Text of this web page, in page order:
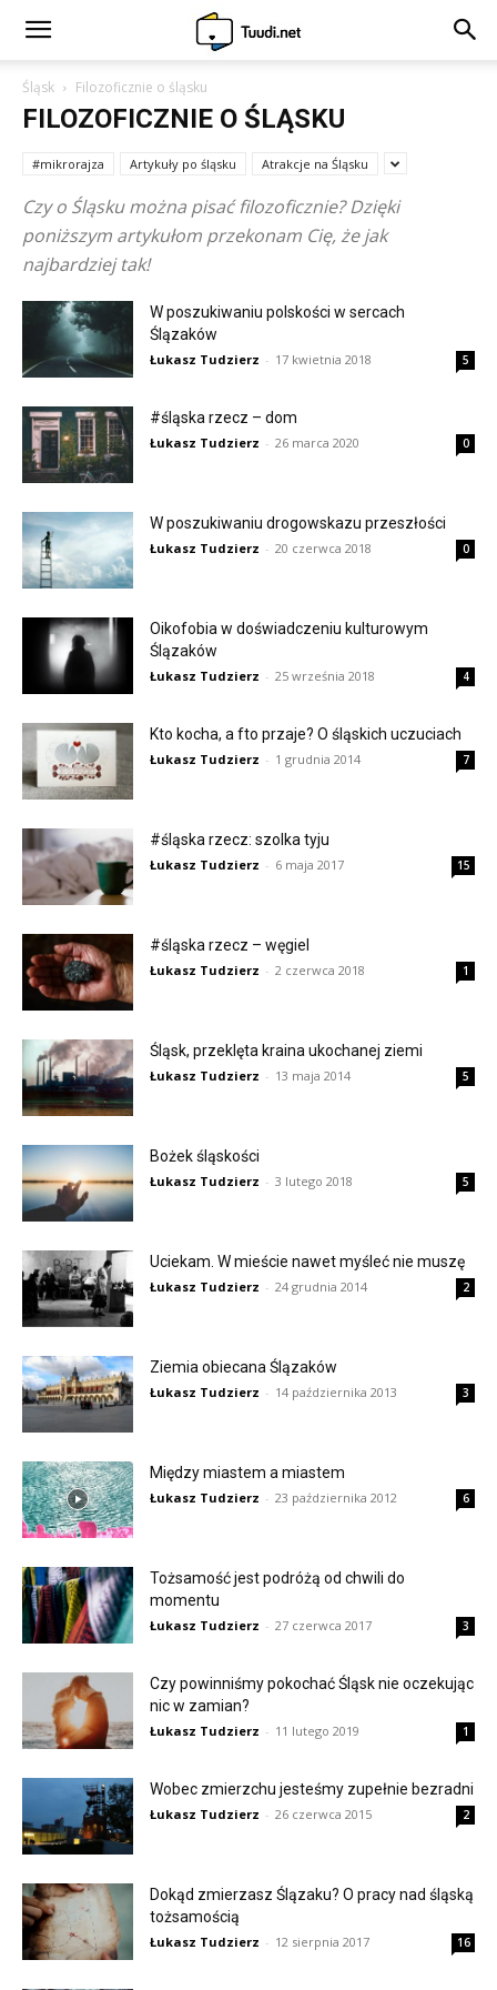
Śląsk Filozoficznie o śląsku
FILOZOFICZNIE O ŚLĄSKU
#mikrorajza Artykuły po śląsku Atrakcje na Śląsku
Czy o Śląsku można pisać filozoficznie? Dzięki
poniższym artykułom przekonam Cię, że jak
najbardziej tak!
W poszukiwaniu polskości w sercach
Ślązaków
Łukasz Tudzierz - 17 kwietnia 2018 5
#śląska rzecz – dom
Łukasz Tudzierz - 26 marca 2020 0
W poszukiwaniu drogowskazu przeszłości
Łukasz Tudzierz - 20 czerwca 2018 0
Oikofobia w doświadczeniu kulturowym
Ślązaków
Łukasz Tudzierz - 25 września 2018 4
Kto kocha, a fto przaje? O śląskich uczuciach
Łukasz Tudzierz - 1 grudnia 2014 7
#śląska rzecz: szolka tyju
Łukasz Tudzierz - 6 maja 2017 15
#śląska rzecz – węgiel
Łukasz Tudzierz - 2 czerwca 2018 1
Śląsk, przeklęta kraina ukochanej ziemi
Łukasz Tudzierz - 13 maja 2014 5
Bożek śląskości
Łukasz Tudzierz - 3 lutego 2018 5
Uciekam. W mieście nawet myśleć nie muszę
Łukasz Tudzierz - 24 grudnia 2014 2
Ziemia obiecana Ślązaków
Łukasz Tudzierz - 14 października 2013 3
Między miastem a miastem
Łukasz Tudzierz - 23 października 2012 6
Tożsamość jest podróżą od chwili do
momentu
Łukasz Tudzierz - 27 czerwca 2017 3
Czy powinniśmy pokochać Śląsk nie oczekując
nic w zamian?
Łukasz Tudzierz - 11 lutego 2019 1
Wobec zmierzchu jesteśmy zupełnie bezradni
Łukasz Tudzierz - 26 czerwca 2015 2
Dokąd zmierzasz Ślązaku? O pracy nad śląską
tożsamością
Łukasz Tudzierz - 12 sierpnia 2017 16